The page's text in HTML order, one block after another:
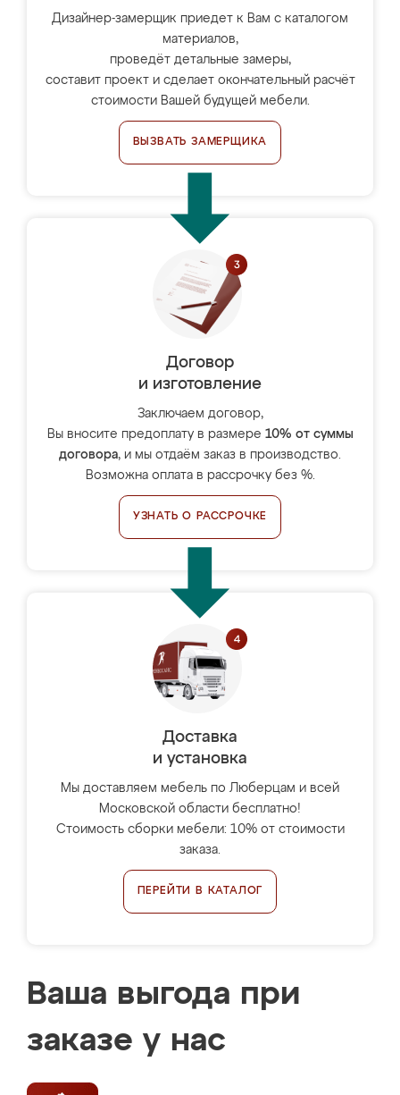
Дизайнер-замерщик приедет к Вам с каталогом
материалов,
проведёт детальные замеры,
составит проект и сделает окончательный расчёт
стоимости Вашей будущей мебели.
ВЫЗВАТЬ ЗАМЕРЩИКА
Договор
и изготовление
Заключаем договор,
Вы вносите предоплату в размере 10% от суммы
договора, и мы отдаём заказ в производство.
Возможна оплата в рассрочку без %.
УЗНАТЬ О РАССРОЧКЕ
Доставка
и установка
Мы доставляем мебель по Люберцам и всей
Московской области бесплатно!
Стоимость сборки мебели: 10% от стоимости
заказа.
ПЕРЕЙТИ В КАТАЛОГ
Ваша выгода при
заказе у нас